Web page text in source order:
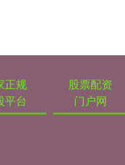
正规
平台
股票配资
门户网